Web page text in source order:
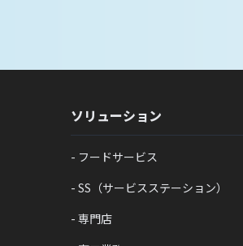
ソリューション
フードサービス
SS（サービスステーション）
専門店